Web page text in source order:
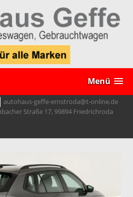
Menü
autohaus-geffe-ernstroda@t-online.de
Straße 17, 99894 Friedrichroda